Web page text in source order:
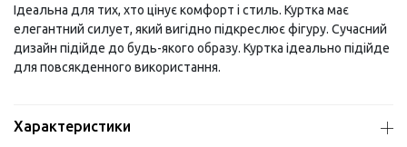
Ідеальна для тих, хто цінує комфорт і стиль. Куртка має
елегантний силует, який вигідно підкреслює фігуру. Сучасний
дизайн підійде до будь-якого образу. Куртка ідеально підійде
для повсякденного використання.
Характеристики